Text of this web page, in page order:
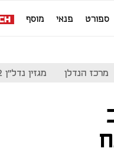
ספורט פנאי מוסף
מרכז הנדלן מגזין נדל"ן 2022
בפתח